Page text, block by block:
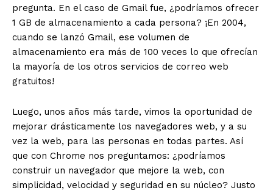
pregunta. En el caso de Gmail fue, ¿podríamos ofrecer
1 GB de almacenamiento a cada persona? ¡En 2004,
cuando se lanzó Gmail, ese volumen de
almacenamiento era más de 100 veces lo que ofrecían
la mayoría de los otros servicios de correo web
gratuitos!
Luego, unos años más tarde, vimos la oportunidad de
mejorar drásticamente los navegadores web, y a su
vez la web, para las personas en todas partes. Así
que con Chrome nos preguntamos: ¿podríamos
construir un navegador que mejore la web, con
simplicidad, velocidad y seguridad en su núcleo? Justo